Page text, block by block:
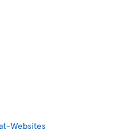
Websites